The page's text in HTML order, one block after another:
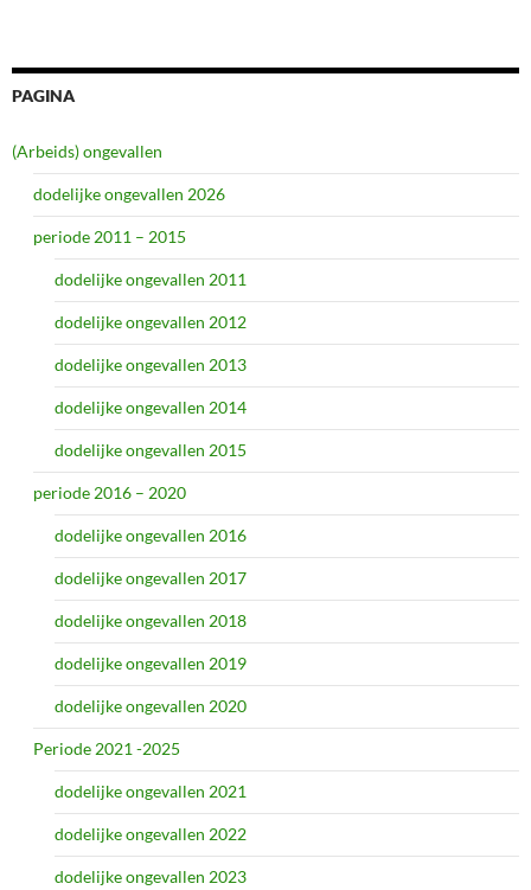
PAGINA
(Arbeids) ongevallen
dodelijke ongevallen 2026
periode 2011 – 2015
dodelijke ongevallen 2011
dodelijke ongevallen 2012
dodelijke ongevallen 2013
dodelijke ongevallen 2014
dodelijke ongevallen 2015
periode 2016 – 2020
dodelijke ongevallen 2016
dodelijke ongevallen 2017
dodelijke ongevallen 2018
dodelijke ongevallen 2019
dodelijke ongevallen 2020
Periode 2021 -2025
dodelijke ongevallen 2021
dodelijke ongevallen 2022
dodelijke ongevallen 2023